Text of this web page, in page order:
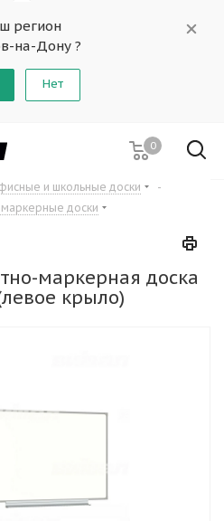
регион
на-Дону ?
Нет
0
и школьные доски
-
доски
маркерная доска
крыло)